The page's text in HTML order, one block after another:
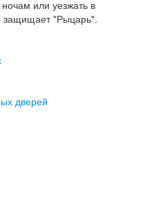
или уезжать в
защищает "Рыцарь".
дверей